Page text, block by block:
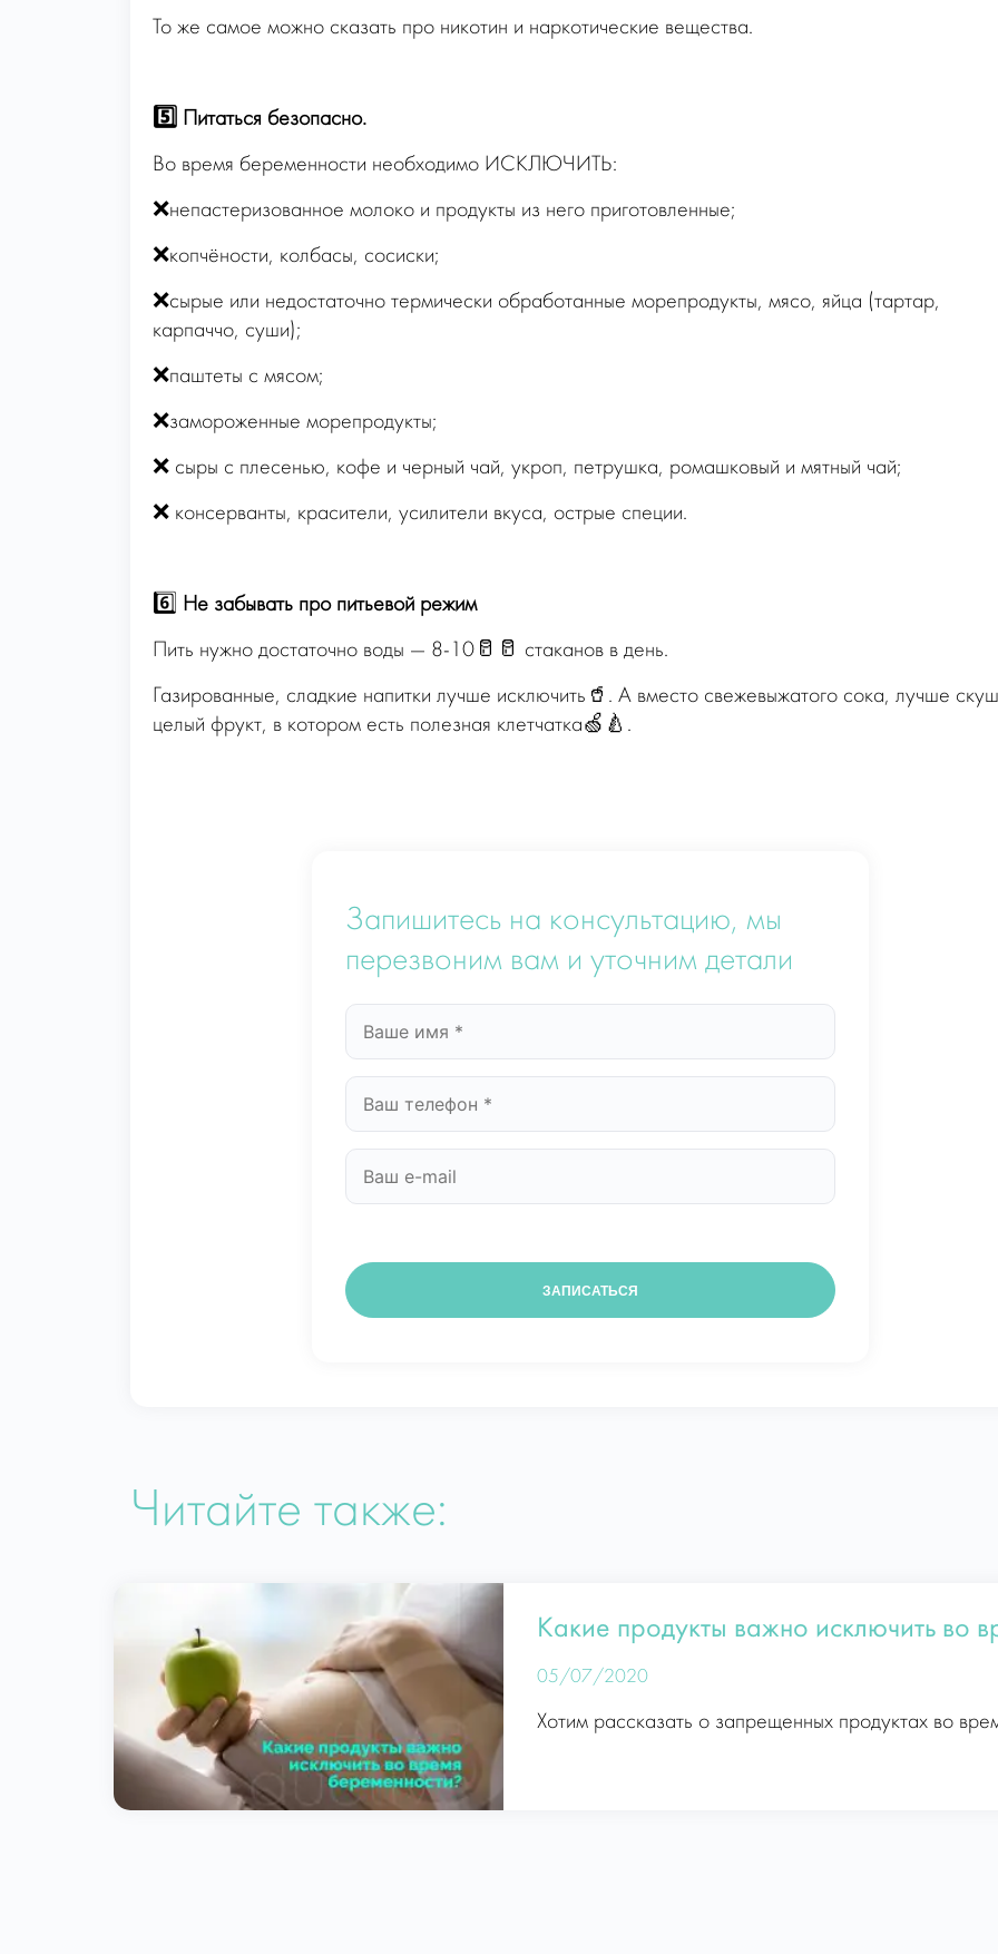
То же самое можно сказать про никотин и наркотические вещества.
5️⃣ Питаться безопасно.
Во время беременности необходимо ИСКЛЮЧИТЬ:
❌непастеризованное молоко и продукты из него приготовленные;
❌копчёности, колбасы, сосиски;
❌сырые или недостаточно термически обработанные морепродукты, мясо, яйца (тартар,
карпаччо, суши);
❌паштеты с мясом;
❌замороженные морепродукты;
❌ сыры с плесенью, кофе и черный чай, укроп, петрушка, ромашковый и мятный чай;
❌ консерванты, красители, усилители вкуса, острые специи.
6️⃣ Не забывать про питьевой режим
Пить нужно достаточно воды — 8-10🥛🥛 стаканов в день.
Газированные, сладкие напитки лучше исключить🥤. А вместо свежевыжатого сока, лучше
целый фрукт, в котором есть полезная клетчатка🍏🍐.
Запишитесь на консультацию, мы
перезвоним вам и уточним детали
Читайте также:
Какие продукты важно исключить во
05/07/2020
Хотим рассказать о запрещенных продуктах во